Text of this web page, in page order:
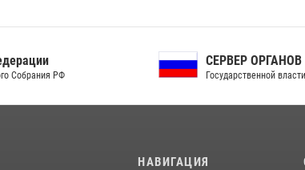
РФ
СЕРВЕР ОРГАНОВ
Государственной власти РФ
НАВИГАЦИЯ